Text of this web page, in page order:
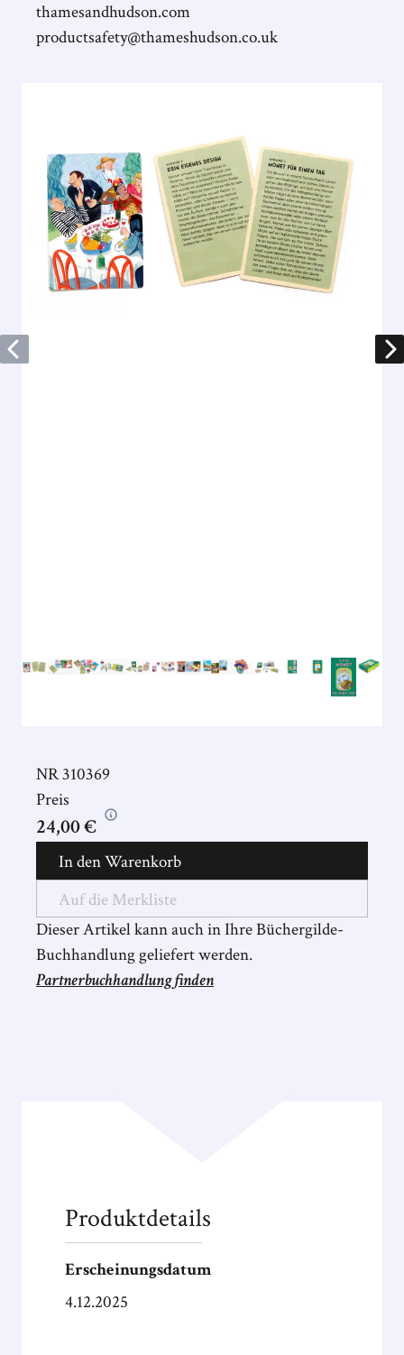
thamesandhudson.com
productsafety@thameshudson.co.uk
NR310369
Preis
24,00 €
In den Warenkorb
Auf die Merkliste
Dieser Artikel kann auch in Ihre Büchergilde-
Buchhandlung geliefert werden.
Partnerbuchhandlung finden
Produktdetails
Erscheinungsdatum
4.12.2025